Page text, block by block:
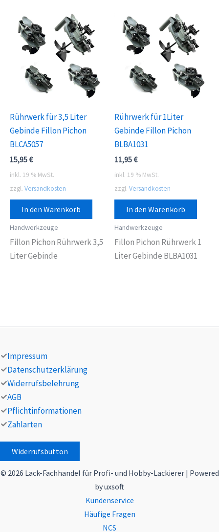
Rührwerk für 3,5 Liter
Gebinde Fillon Pichon
BLCA5057
15,95€
inkl. 19 % MwSt.
zzgl. Versandkosten
In den Warenkorb
Handwerkzeuge
Fillon Pichon Rührwerk 3,5
Liter Gebinde
Rührwerk für 1Liter
Gebinde Fillon Pichon
BLBA1031
11,95€
inkl. 19 % MwSt.
zzgl. Versandkosten
In den Warenkorb
Handwerkzeuge
Fillon Pichon Rührwerk 1
Liter Gebinde BLBA1031
Impressum
Datenschutzerklärung
Widerrufsbelehrung
AGB
Pflichtinformationen
Zahlarten
Widerrufsbutton
© 2026 Lack-Fachhandel für Profi- und Hobby-Lackierer | Powered
by uxsoft
Kundenservice
Häufige Fragen
NCS